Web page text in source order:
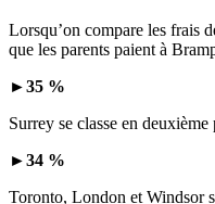
Lorsqu’on compare les frais
que les parents paient à
►35 %
Surrey se classe en
►34 %
Toronto, London et Windsor